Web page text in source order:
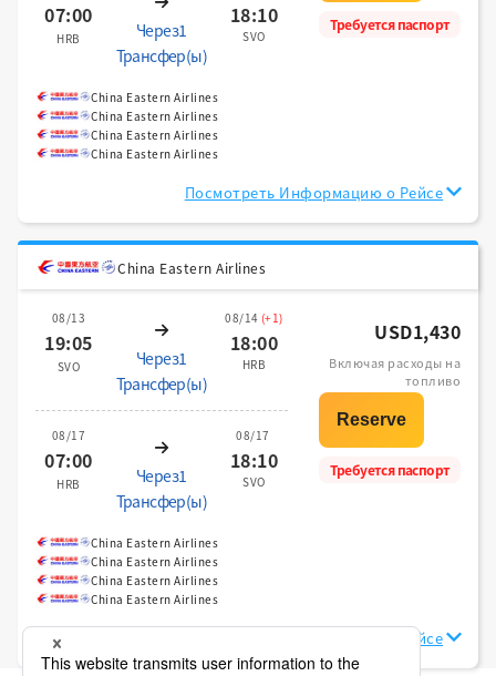
07:00
HRB
Через1
Трансфер(ы)
18:10
SVO
Требуется паспорт
China Eastern Airlines
China Eastern Airlines
China Eastern Airlines
China Eastern Airlines
Посмотреть Информацию о Рейсе
China Eastern Airlines
08/13
19:05
SVO
Через1
Трансфер(ы)
08/14 (+1)
18:00
HRB
08/17
07:00
HRB
Через1
Трансфер(ы)
08/17
18:10
SVO
USD1,430
Включая расходы на
топливо
Требуется паспорт
China Eastern Airlines
China Eastern Airlines
China Eastern Airlines
China Eastern Airlines
Посмотреть Информацию о Рейсе